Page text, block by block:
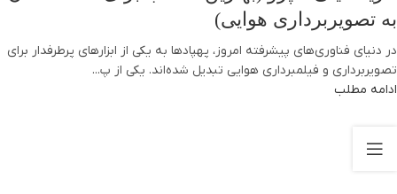
به تصویربرداری هوایی)
در دنیای فناوری‌های پیشرفته امروز، پهپادها به یکی از ابزارهای پرطرفدار برای
تصویربرداری و فیلمبرداری هوایی تبدیل شده‌اند. یکی از پ...
ادامه مطلب